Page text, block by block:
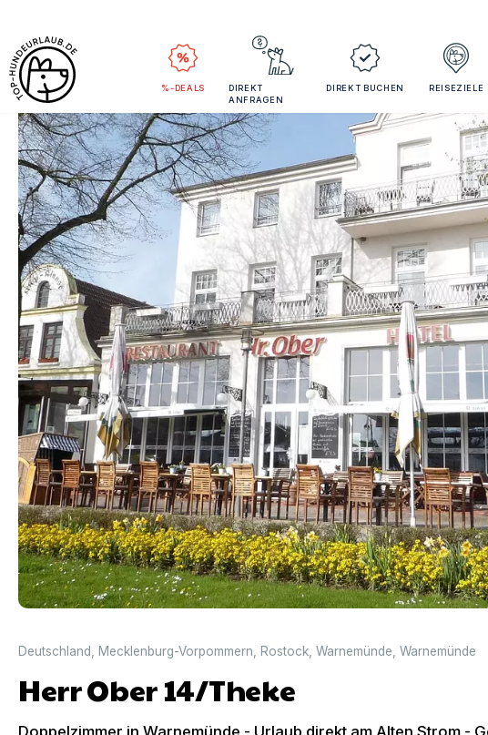
%-DEALS
DIREKT
ANFRAGEN
DIREKT BUCHEN REISEZIELE
Deutschland Mecklenburg-Vorpommern Rostock Warnemünde Warnemünde
Herr Ober 14/Theke
Doppelzimmer in Warnemünde - Urlaub direkt am Alten Strom -